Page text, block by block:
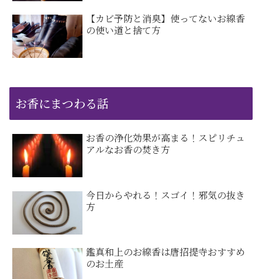
【カビ予防と消臭】使ってないお線香
の使い道と捨て方
お香にまつわる話
お香の浄化効果が高まる！スピリチュ
アルなお香の焚き方
今日からやれる！スゴイ！邪気の抜き
方
鑑真和上のお線香は唐招提寺おすすめ
のお土産